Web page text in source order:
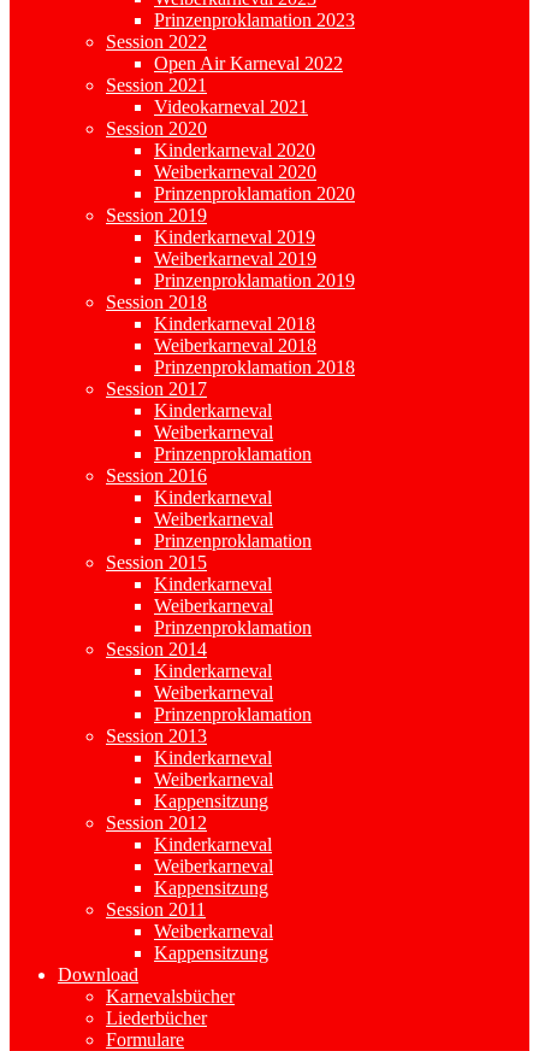
Prinzenproklamation 2023
Session 2022
Open Air Karneval 2022
Session 2021
Videokarneval 2021
Session 2020
Kinderkarneval 2020
Weiberkarneval 2020
Prinzenproklamation 2020
Session 2019
Kinderkarneval 2019
Weiberkarneval 2019
Prinzenproklamation 2019
Session 2018
Kinderkarneval 2018
Weiberkarneval 2018
Prinzenproklamation 2018
Session 2017
Kinderkarneval
Weiberkarneval
Prinzenproklamation
Session 2016
Kinderkarneval
Weiberkarneval
Prinzenproklamation
Session 2015
Kinderkarneval
Weiberkarneval
Prinzenproklamation
Session 2014
Kinderkarneval
Weiberkarneval
Prinzenproklamation
Session 2013
Kinderkarneval
Weiberkarneval
Kappensitzung
Session 2012
Kinderkarneval
Weiberkarneval
Kappensitzung
Session 2011
Weiberkarneval
Kappensitzung
Download
Karnevalsbücher
Liederbücher
Formulare